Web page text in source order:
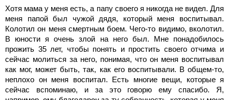
Хотя мама у меня есть, а папу своего я никогда не видел. Для
меня папой был чужой дядя, который меня воспитывал.
Колотил он меня смертным боем. Чего-то видимо, вколотил.
В юности я очень злой на него был. Мне понадобилось
прожить 35 лет, чтобы понять и простить своего отчима и
сейчас молиться за него, понимая, что он меня воспитывал
как мог, может быть, так, как его воспитывали. В общем-то,
неплохо он меня воспитал. Есть многие вещи, которые я
сейчас вспоминаю, и за это говорю ему спасибо. Я,